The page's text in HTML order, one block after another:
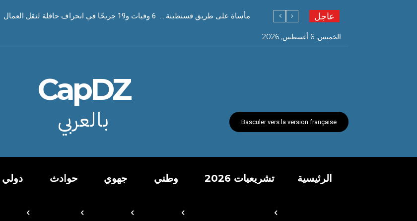
عاجل مأساة على طريق قسنطينة…. 6 وفيات و19 جريحًا في انحراف حافلة لنقل العمال
الخميس, 6 أغسطس, 2026
Basculer vers la version française
CapDZ
بالعربي
الرئيسية تشريعيات 2026 وطني جهوي حوادث دولي